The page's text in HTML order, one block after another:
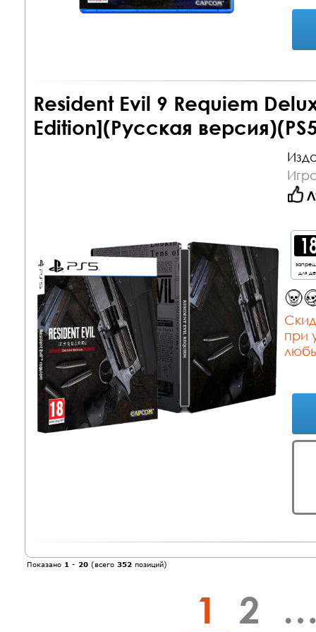
Resident Evil 9 Requiem
Edition](Русская
для
при
Показано 1 - 20 (всего 352 позиций)
1 2